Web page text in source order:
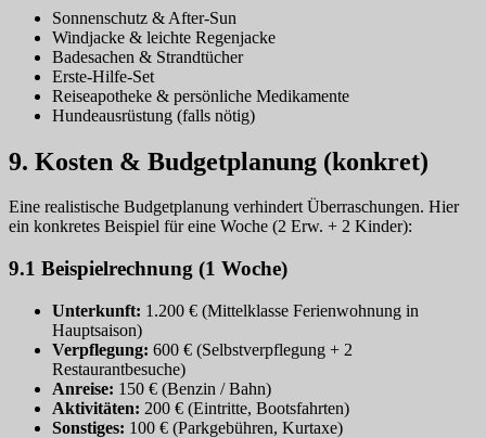
Sonnenschutz & After‑Sun
Windjacke & leichte Regenjacke
Badesachen & Strandtücher
Erste‑Hilfe‑Set
Reiseapotheke & persönliche Medikamente
Hundeausrüstung (falls nötig)
9. Kosten & Budgetplanung (konkret)
Eine realistische Budgetplanung verhindert Überraschungen. Hier
ein konkretes Beispiel für eine Woche (2 Erw. + 2 Kinder):
9.1 Beispielrechnung (1 Woche)
Unterkunft: 1.200 € (Mittelklasse Ferienwohnung in
Hauptsaison)
Verpflegung: 600 € (Selbstverpflegung + 2
Restaurantbesuche)
Anreise: 150 € (Benzin / Bahn)
Aktivitäten: 200 € (Eintritte, Bootsfahrten)
Sonstiges: 100 € (Parkgebühren, Kurtaxe)